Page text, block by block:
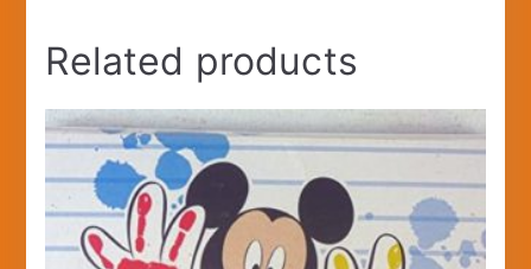
Related products